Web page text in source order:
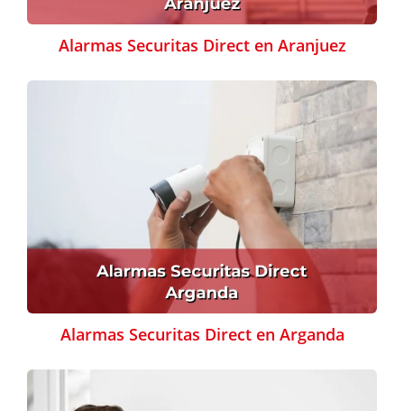
Alarmas Securitas Direct en Aranjuez
Alarmas Securitas Direct en Arganda